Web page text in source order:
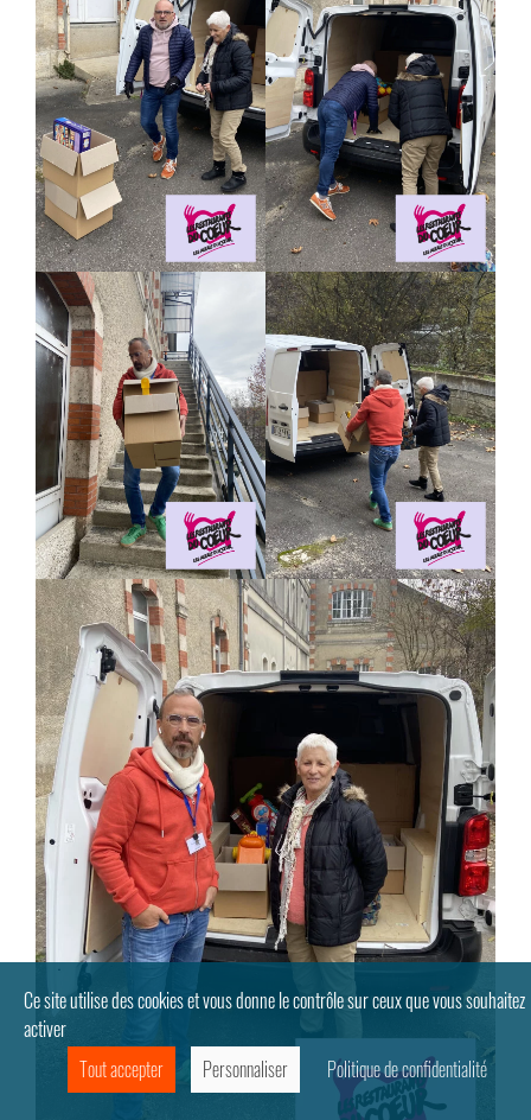
Ce site utilise des cookies et vous donne le contrôle sur ceux que vous souhaitez
activer
Tout accepter
Personnaliser Politique de confidentialité